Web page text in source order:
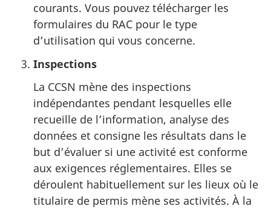
courants. Vous pouvez télécharger les
formulaires du RAC pour le type
d’utilisation qui vous concerne.
Inspections
La CCSN mène des inspections
indépendantes pendant lesquelles elle
recueille de l’information, analyse des
données et consigne les résultats dans le
but d’évaluer si une activité est conforme
aux exigences réglementaires. Elles se
déroulent habituellement sur les lieux où le
titulaire de permis mène ses activités. À la